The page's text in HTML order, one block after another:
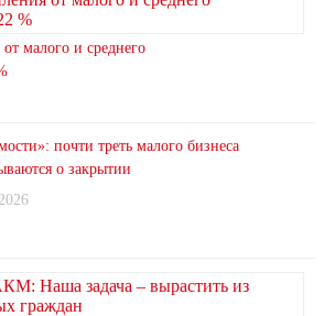
малого и среднего
почти треть малого бизнеса
о закрытии